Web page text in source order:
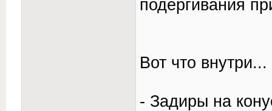
подергивания
Вот что внутри...
- Задиры на